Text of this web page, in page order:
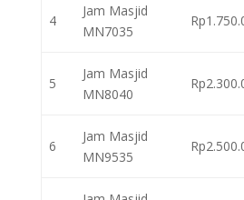
4
Jam Masjid
MN7035
5
Jam Masjid
MN8040
6
Jam Masjid
MN9535